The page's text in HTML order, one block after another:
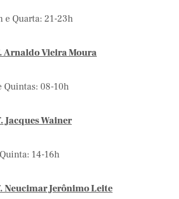
e Quarta: 21-23h
Arnaldo Vieira Moura
Quintas: 08-10h
Jacques Wainer
14-16h
Neucimar Jerônimo Leite